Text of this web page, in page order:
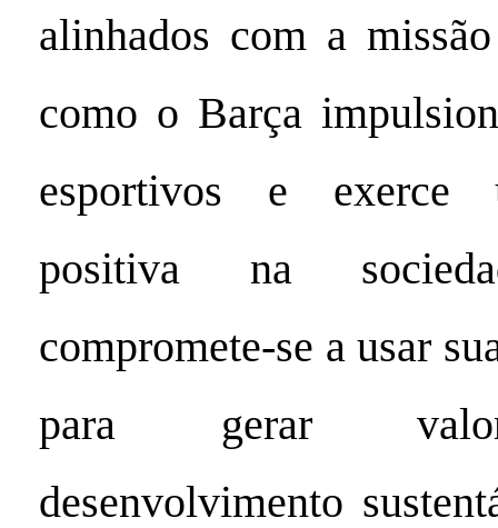
alinhados com a
como o Barça
esportivos e exerce
positiva na
compromete-se a usar
para gerar
desenvolvimento